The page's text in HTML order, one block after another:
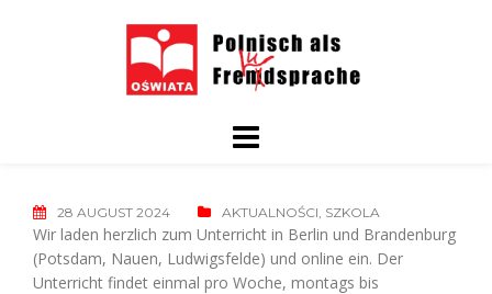
28 AUGUST 2024 AKTUALNOŚCI, SZKOLA
Wir laden herzlich zum Unterricht in Berlin und Brandenburg
(Potsdam, Nauen, Ludwigsfelde) und online ein. Der
Unterricht findet einmal pro Woche, montags bis